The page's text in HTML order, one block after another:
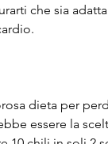
che sia
dieta per
essere la